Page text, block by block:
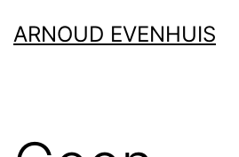
naar
ARNOUD EVENHUIS